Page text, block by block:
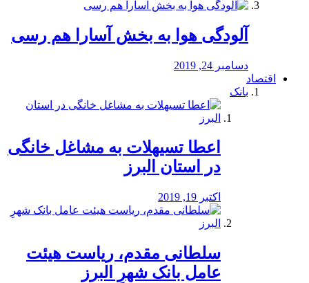
آلودگی هوا به بخش آسارا هم رسی
دسامبر 24, 2019
اقتصاد
بانک
️اعطا تسیهلات به مشاغل خانگی
در استان البرز
اکتبر 19, 2019
سلطانی مقدم، ریاست هیئت
عامل بانک شهرِ البرز